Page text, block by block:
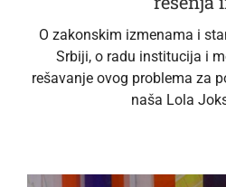
O zakonskim izmenama i
Srbiji, o radu institucija i
rešavanje ovog problema za
naša Lola